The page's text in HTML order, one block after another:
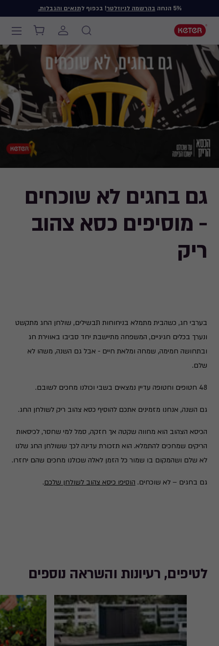
Skip
to
main
5% הנחה בהרשמה לניוזלטר! בכפוף לתנאים והגבלות.
Main
navigation
גם בחגים לא שוכחים
- מוסיפים כסא צהוב
ריק
בערבי חג, כשהבית מתמלא בניחוחות תבשילים, שולחן החג מתקשט
ונערך בכלים חגיגיים, המשפחה מתיישבת יחד סביבו באווירת חג
ובתחושה חמימה, שמחה ומלאת חיים - אבל גם השנה, משהו לא
שלם.
48 חטופים וחטופה עדיין נמצאים בשבי וכולנו מחכים לשובם.
גם השנה, אנחנו מזמינים אתכם להוסיף כסא צהוב ריק לשולחן החג.
הכיסא הצהוב הוא מחווה שקטה אך חזקה, סמל למי שחסר, לכיסאות
הריקים שמחכים להתמלא. הוא תזכורת עדינה לכך ששולחן החג שלנו
לא שלם ושהמקום בו שמור כל הזמן לאלה שכולנו מחכים שהם יחזרו.
גם בחגים – לא שוכחים. הוסיפו כיסא צהוב לשולחן שלכם.
לטיפים, רעיונות והשראה נוספים